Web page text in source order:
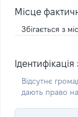
Місце
Збігається з
Відсутнє
дають право